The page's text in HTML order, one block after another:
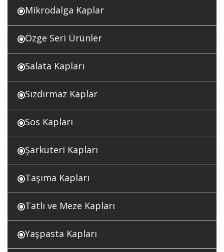
Mikrodalga Kaplar
Özge Seri Ürünler
Salata Kapları
Sızdırmaz Kaplar
Sos Kapları
Şarküteri Kapları
Taşıma Kapları
Tatlı ve Meze Kapları
Yaşpasta Kapları